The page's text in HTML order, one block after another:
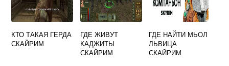
КТО ТАКАЯ ГЕРДА
СКАЙРИМ
ГДЕ ЖИВУТ
КАДЖИТЫ
СКАЙРИМ
ГДЕ НАЙТИ МЬОЛ
ЛЬВИЦА
СКАЙРИМ